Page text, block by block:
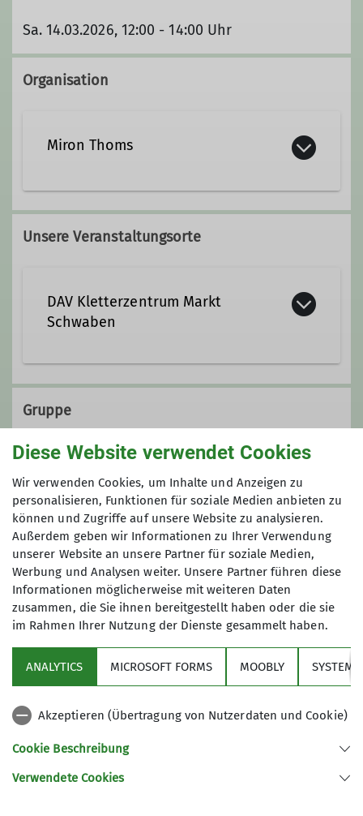
Sa. 14.03.2026, 12:00 - 14:00 Uhr
Organisation
Miron Thoms
miron.thoms@dav-
marktschwaben.de
Unsere Veranstaltungsorte
DAV Kletterzentrum Markt
Schwaben
Sägmühlenweg 45
Gruppe
Radsportgruppe
Abwechslungsreiche Touren auf zwei
Rädern – von gemütlich bis sportlich,
immer gemeinsam in der Natur
unterwegs.
Über den Verein
Service
Sektion Markt Schwaben des Deutschen Alpenvereins e.V.
Diese Website verwendet Cookies
Wir verwenden Cookies, um Inhalte und Anzeigen zu
personalisieren, Funktionen für soziale Medien anbieten zu
können und Zugriffe auf unsere Website zu analysieren.
Außerdem geben wir Informationen zu Ihrer Verwendung
unserer Website an unsere Partner für soziale Medien,
Werbung und Analysen weiter. Unsere Partner führen diese
Informationen möglicherweise mit weiteren Daten
zusammen, die Sie ihnen bereitgestellt haben oder die sie
im Rahmen Ihrer Nutzung der Dienste gesammelt haben.
ANALYTICS MICROSOFT FORMS MOOBLY SYSTEM
Akzeptieren (Übertragung von Nutzerdaten und Cookie)
Cookie Beschreibung
Verwendete Cookies